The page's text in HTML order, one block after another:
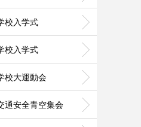
校入学式
校入学式
校大運動会
通安全青空集会